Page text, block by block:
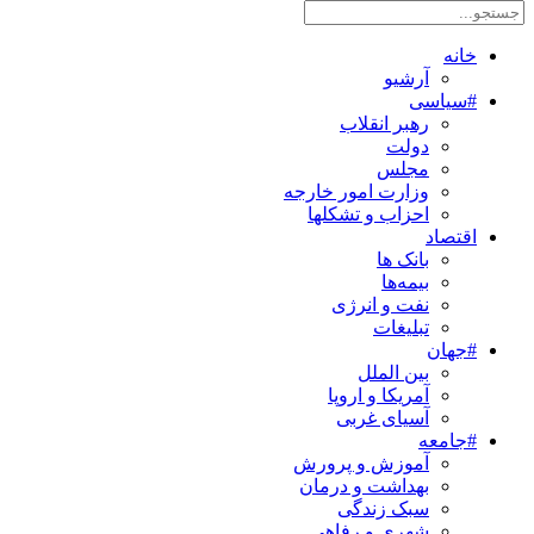
خانه
آرشیو
#سیاسی
رهبر انقلاب
دولت
مجلس
وزارت امور خارجه
احزاب و تشکلها
اقتصاد
بانک ها
بیمه‌ها
نفت و انرژی
تبلیغات
#جهان
بین الملل
آمریکا و اروپا
آسیای غربی
#جامعه
آموزش و پرورش
بهداشت و درمان
سبک زندگی